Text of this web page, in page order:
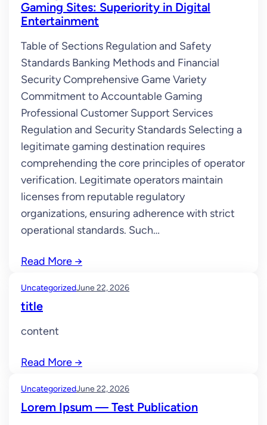
Gaming Sites: Superiority in Digital
Entertainment
Table of Sections Regulation and Safety
Standards Banking Methods and Financial
Security Comprehensive Game Variety
Commitment to Accountable Gaming
Professional Customer Support Services
Regulation and Security Standards Selecting a
legitimate gaming destination requires
comprehending the core principles of operator
verification. Legitimate operators maintain
licenses from reputable regulatory
organizations, ensuring adherence with strict
operational standards. Such…
Read More →
UncategorizedJune 22, 2026
title
content
Read More →
UncategorizedJune 22, 2026
Lorem Ipsum — Test Publication